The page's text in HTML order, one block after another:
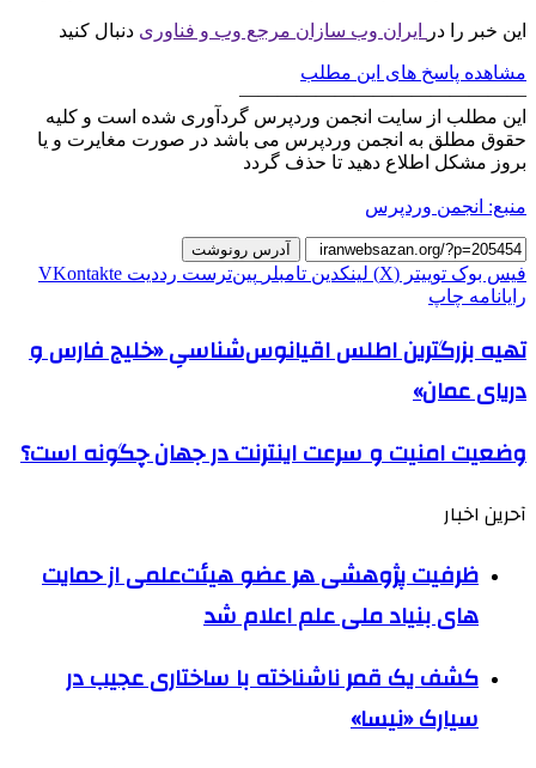
این خبر را در ایران وب سازان مرجع وب و فناوری دنبال کنید
مشاهده پاسخ های این مطلب
———————————————
این مطلب از سایت انجمن وردپرس گردآوری شده است و کلیه
حقوق مطلق به انجمن وردپرس می باشد در صورت مغایرت و یا
بروز مشکل اطلاع دهید تا حذف گردد
منبع: انجمن وردپرس
آدرس رونوشت
فیس بوک توییتر (X) لینکدین ‫تامبلر ‫پین‌ترست ‫رددیت ‫VKontakte
رایانامه چاپ
تهیه بزرگترین اطلس اقیانوس‌شناسیِ «خلیج فارس و
دریای عمان»
وضعیت امنیت و سرعت اینترنت در جهان چگونه است؟
آحرین اخبار
ظرفیت پژوهشی هر عضو هیئت‌علمی از حمایت
های بنیاد ملی علم اعلام شد
کشف یک قمر ناشناخته با ساختاری عجیب در
سیارک «نیسا»